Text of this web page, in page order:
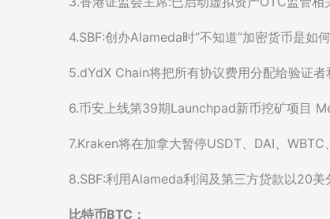
4.SBF:创办Alameda时“不知道”加密货币是如
5.dYdX Chain将把所有协议费用分配给验证者
6.币安上线第39期Launchpad新币挖矿项目
7.Kraken将在加拿大暂停USDT、DAI、
8.SBF:利用Alameda利润及第三方贷款以20美
比特币BTC：